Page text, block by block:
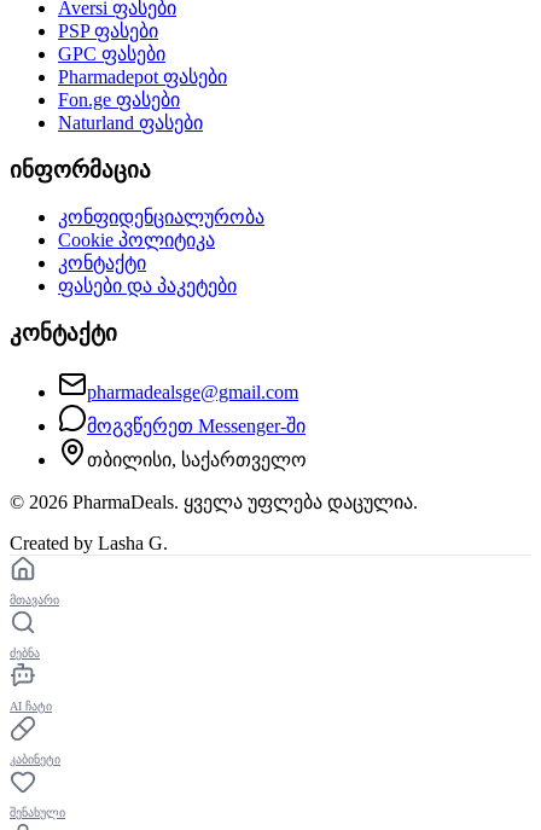
Aversi ფასები
PSPფასები
GPC ფასები
Pharmadepot ფასები
Fon.ge ფასები
Naturland ფასები
ინფორმაცია
კონფიდენციალურობა
Cookie პოლიტიკა
კონტაქტი
ფასები და პაკეტები
კონტაქტი
pharmadealsge@gmail.com
მოგვწერეთ Messenger-ში
თბილისი, საქართველო
© 2026 PharmaDeals. ყველა უფლება დაცულია.
Created by Lasha G.
მთავარი
ძებნა
AI ჩატი
კაბინეტი
შენახული